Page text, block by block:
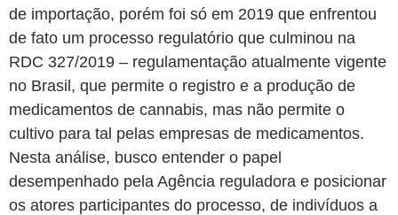
de importação, porém foi só em 2019 que enfrentou
de fato um processo regulatório que culminou na
RDC 327/2019 – regulamentação atualmente vigente
no Brasil, que permite o registro e a produção de
medicamentos de cannabis, mas não permite o
cultivo para tal pelas empresas de medicamentos.
Nesta análise, busco entender o papel
desempenhado pela Agência reguladora e posicionar
os atores participantes do processo, de indivíduos a